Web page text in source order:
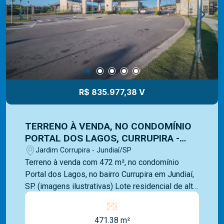
mercado e com uma vasta experiência na
administração de imóveis para venda ou locação.
Contamos com uma ampla opção de imóveis
residenciais, comerciais e lançamentos e equipe
Mediterrâneo Imóveis é especializada e recebe
treinamento exclusivo para melhor te atender.
Ligue e solicite seu atendimento!
R$ 835.977,38 V
TERRENO À VENDA, NO CONDOMÍNIO
PORTAL DOS LAGOS, CURRUPIRA -
JUNDIAÍ, SP
Jardim Corrupira - Jundiaí/SP
Terreno à venda com 472 m², no condomínio
Portal dos Lagos, no bairro Currupira em Jundiaí,
SP. (imagens ilustrativas) Lote residencial de alto
padrão em condomínio fechado, projetado para
quem busca espaço, infraestrutura e integração
471.38 m²